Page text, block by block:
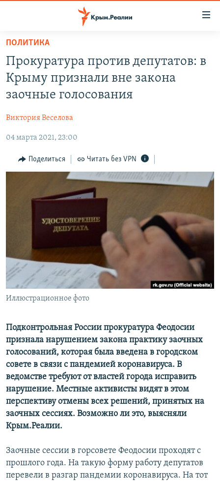
Вернуться
основному
содержанию
Вернутся
главной
навигации
Вернутся
поиску
СПЕЦПРОЕКТЫ
11 ЛЕТ ОККУПАЦИИ КРЫМА. 11 ИСТОРИЙ СОПРОТИВЛЕНИЯ
ВОДА
ЕЩЕ
ИНТЕРАКТИВ
ИНФОГРАФИКА
ТЕЛЕПРОЕКТ КРЫМ.РЕАЛИИ
СОВЕТЫ ПРАВОЗАЩИТНИКОВ
ПОБЕДИТЕЛЕЙ НЕ СУДЯТ?
КРЫМ.НЕПОКОРЕННЫЙ
ELIFBE
УКРАИНСКАЯ ПРОБЛЕМА КРЫМА
РАДІО СВОБОДА
КАК ОБОЙТИ БЛОКИРОВКУ
Qırımtatar
ПРИСОЕДИНЯЙТЕСЬ!
Все сайты RFE/RL
ПОЛИТИКА
Прокуратура против депутатов: в
Крыму признали вне закона
заочные голосования
Виктория Веселова
04 марта 2021, 23:00
Поделиться Читать без VPN
Иллюстрационное фото
Подконтрольная России прокуратура Феодосии
признала нарушением закона практику заочных
голосований, которая была введена в городском
совете в связи с пандемией коронавируса. В
ведомстве требуют от властей города исправить
нарушение. Местные активисты видят в этом
перспективу отмены всех решений, принятых на
заочных сессиях. Возможно ли это, выясняли
Крым.Реалии.
Заочные сессии в горсовете Феодосии проходят с
прошлого года. На такую форму работу депутатов
перевели в разгар пандемии коронавируса. На тот